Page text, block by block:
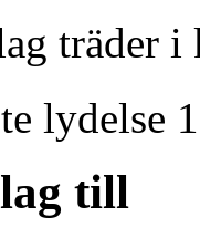
träder i
lydelse
till